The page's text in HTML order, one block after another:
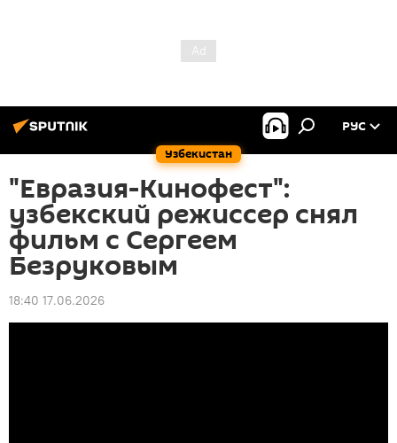
Узбекистан
РУС
"Евразия-Кинофест":
узбекский режиссер снял
фильм с Сергеем
Безруковым
18:40 17.06.2026